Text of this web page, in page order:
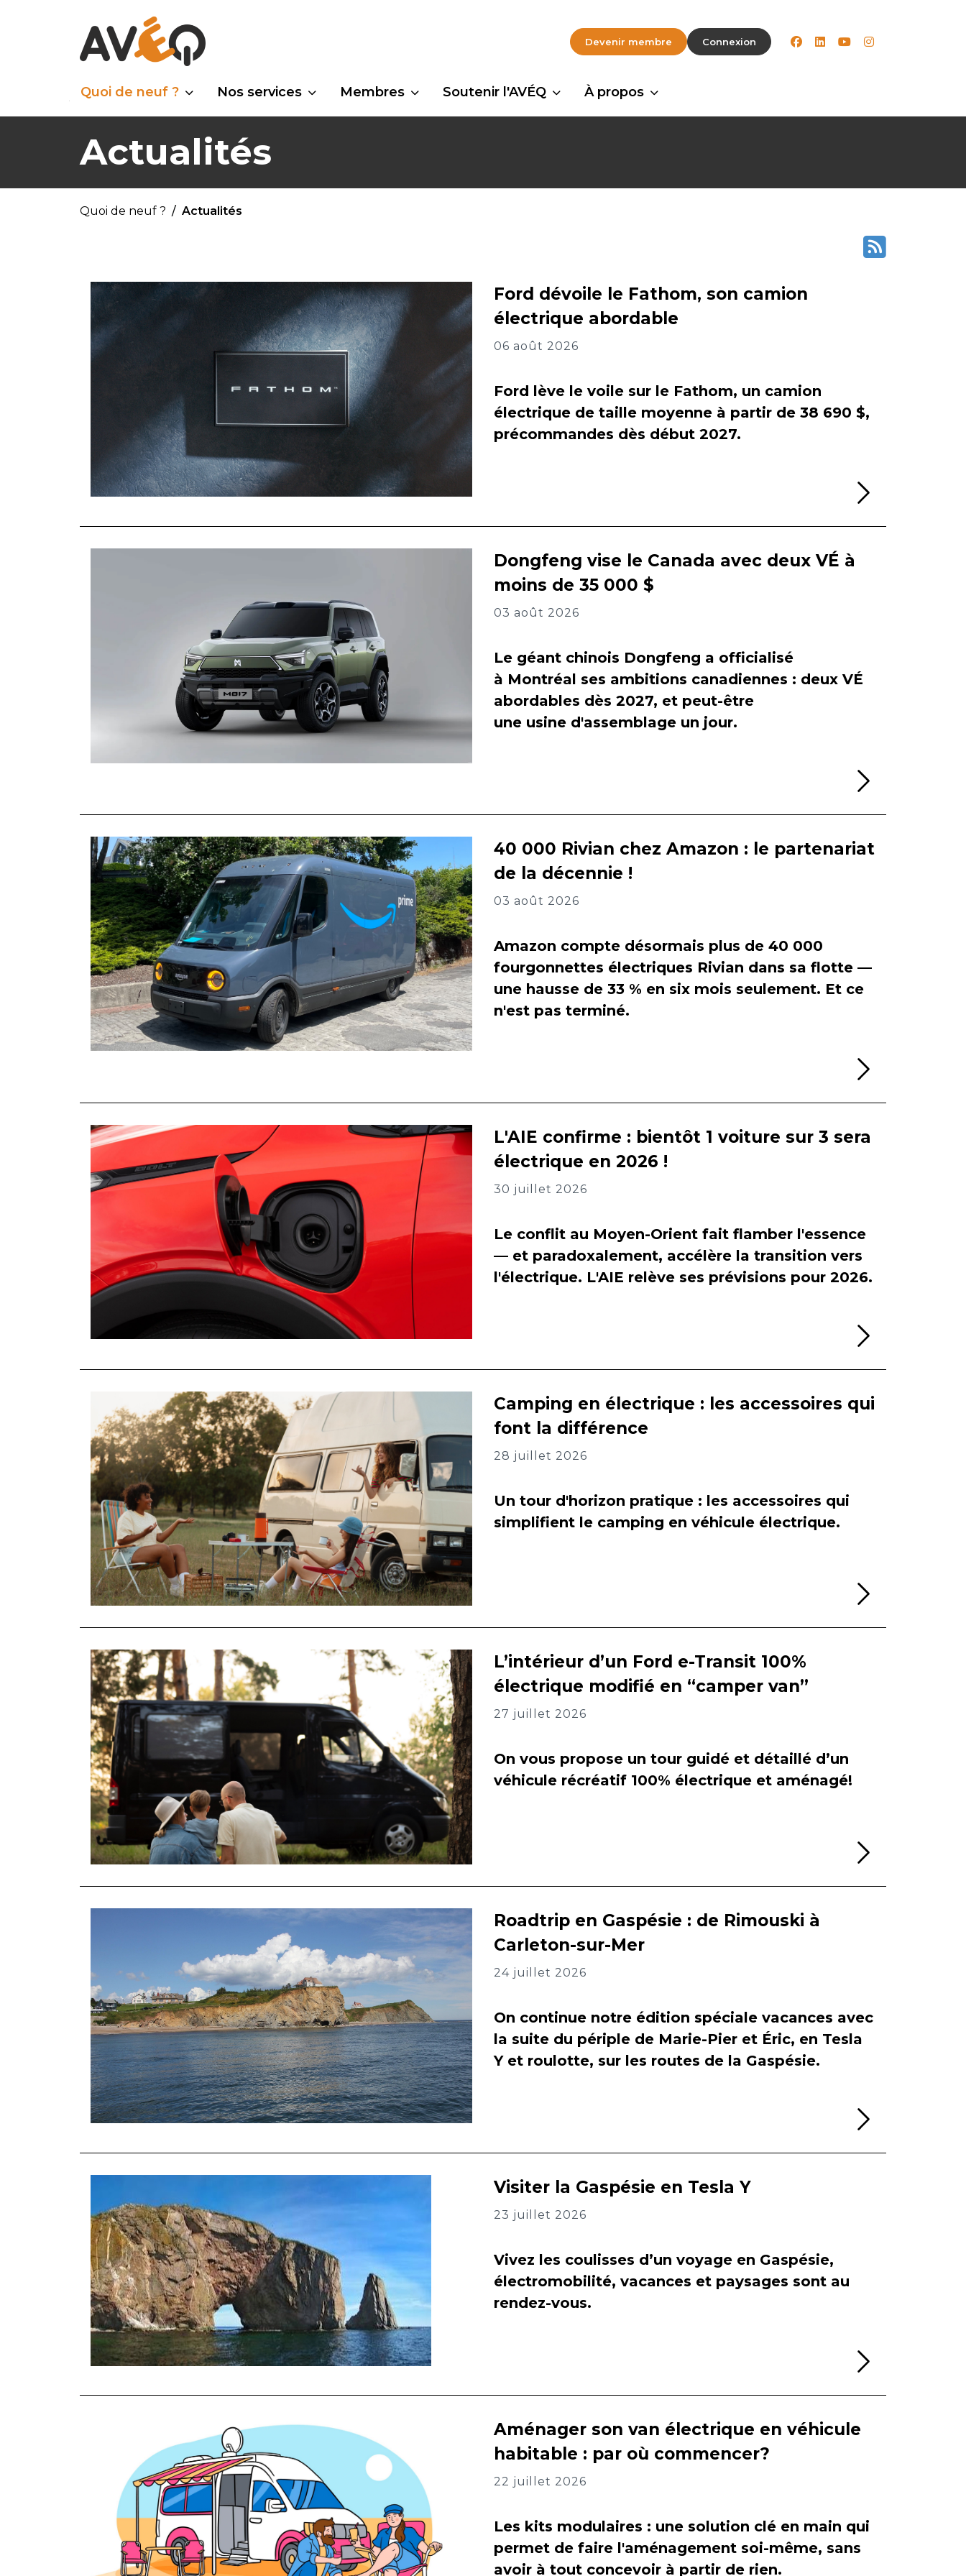
Devenir membre Connexion facebook
linkedinyoutubeinstagram
Quoi de neuf ? Nos services Membres Soutenir l'AVÉQ À propos
Actualités
Quoi de neuf ? Actualités
Ford dévoile le Fathom, son camion
électrique abordable
06 août 2026
Ford lève le voile sur le Fathom, un camion
électrique de taille moyenne à partir de 38 690 $,
précommandes dès début 2027.
Dongfeng vise le Canada avec deux VÉ à
moins de 35 000 $
03 août 2026
Le géant chinois Dongfeng a officialisé
à Montréal ses ambitions canadiennes : deux VÉ
abordables dès 2027, et peut-être
une usine d'assemblage un jour.
40 000 Rivian chez Amazon : le partenariat
de la décennie !
03 août 2026
Amazon compte désormais plus de 40 000
fourgonnettes électriques Rivian dans sa flotte —
une hausse de 33 % en six mois seulement. Et ce
n'est pas terminé.
L'AIE confirme : bientôt 1 voiture sur 3 sera
électrique en 2026 !
30 juillet 2026
Le conflit au Moyen-Orient fait flamber l'essence
— et paradoxalement, accélère la transition vers
l'électrique. L'AIE relève ses prévisions pour 2026.
Camping en électrique : les accessoires qui
font la différence
28 juillet 2026
Un tour d'horizon pratique : les accessoires qui
simplifient le camping en véhicule électrique.
L’intérieur d’un Ford e-Transit 100%
électrique modifié en “camper van”
27 juillet 2026
On vous propose un tour guidé et détaillé d’un
véhicule récréatif 100% électrique et aménagé!
Roadtrip en Gaspésie : de Rimouski à
Carleton-sur-Mer
24 juillet 2026
On continue notre édition spéciale vacances avec
la suite du périple de Marie-Pier et Éric, en Tesla
Y et roulotte, sur les routes de la Gaspésie.
Visiter la Gaspésie en Tesla Y
23 juillet 2026
Vivez les coulisses d’un voyage en Gaspésie,
électromobilité, vacances et paysages sont au
rendez-vous.
Aménager son van électrique en véhicule
habitable : par où commencer?
22 juillet 2026
Les kits modulaires : une solution clé en main qui
permet de faire l'aménagement soi-même, sans
avoir à tout concevoir à partir de rien.